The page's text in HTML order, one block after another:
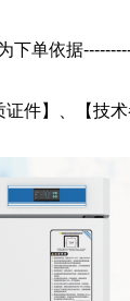
下单依据
件】、【技